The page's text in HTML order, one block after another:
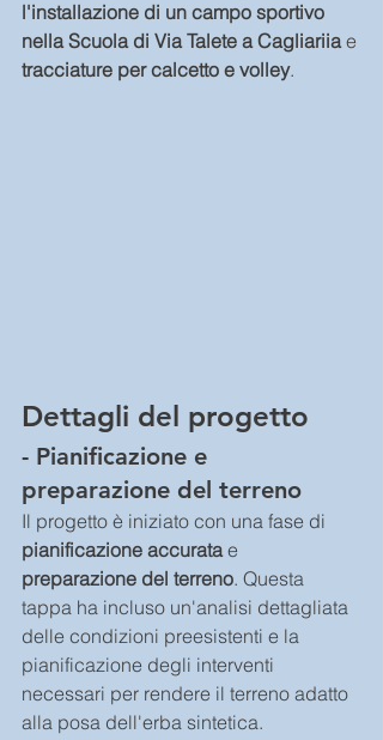
l'installazione di un campo sportivo
nella Scuola di Via Talete a Cagliariia e
tracciature per calcetto e volley.
Dettagli del progetto
- Pianificazione e
preparazione del terreno
Il progetto è iniziato con una fase di
pianificazione accurata e
preparazione del terreno. Questa
tappa ha incluso un'analisi dettagliata
delle condizioni preesistenti e la
pianificazione degli interventi
necessari per rendere il terreno adatto
alla posa dell'erba sintetica.